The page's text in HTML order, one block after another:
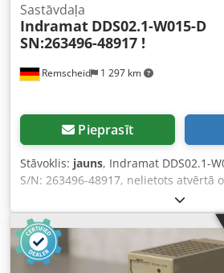
Remscheid 1 297 km
Sastāvdaļa
Indramat DDS02.1-W015-D
SN:263496-48917 !
Pieprasīt
Stāvoklis: jauns, Indramat DDS02.1-
S/N: 263496-48917, nelietots atvērtā
iepakojumā, 100% darba kārtībā,
fotogrāfijās. Dkodpfoi Ebf Hex Abrer